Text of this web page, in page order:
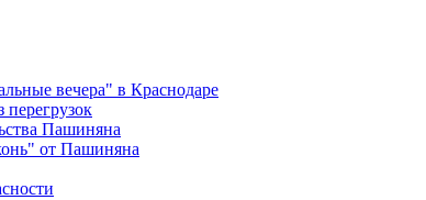
вечера" в Краснодаре
Пашиняна
от Пашиняна